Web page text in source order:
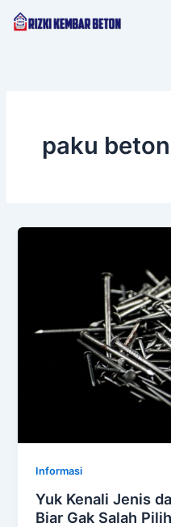
Lewati
paku beton
Informasi
Yuk Kenali Jenis
Biar Gak Salah